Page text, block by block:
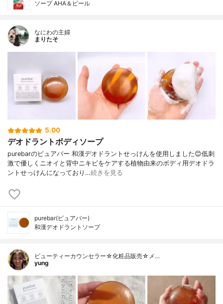
ソープ AHA＆ピール
なにわの主婦
まりたそ
5.00
デオドラントボディソープ
purebarのピュアバー 和漢デオドラントせっけんを使用しました😊低刺
激で優しくニオイと背中ニキビをケアする植物由来のボディ用デオドラ
ントせっけんになっており…続きを見る
purebar(ピュアバー)
和漢デオドラントソープ
ビューティーカウンセラー☆化粧品販売☆メ…
yung